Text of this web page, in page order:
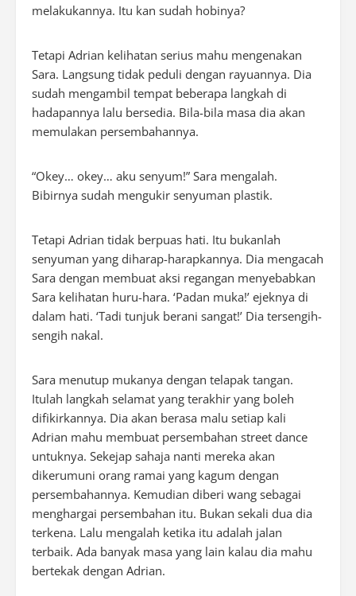
melakukannya. Itu kan sudah hobinya?
Tetapi Adrian kelihatan serius mahu mengenakan
Sara. Langsung tidak peduli dengan rayuannya. Dia
sudah mengambil tempat beberapa langkah di
hadapannya lalu bersedia. Bila-bila masa dia akan
memulakan persembahannya.
“Okey… okey… aku senyum!” Sara mengalah.
Bibirnya sudah mengukir senyuman plastik.
Tetapi Adrian tidak berpuas hati. Itu bukanlah
senyuman yang diharap-harapkannya. Dia mengacah
Sara dengan membuat aksi regangan menyebabkan
Sara kelihatan huru-hara. ‘Padan muka!’ ejeknya di
dalam hati. ‘Tadi tunjuk berani sangat!’ Dia tersengih-
sengih nakal.
Sara menutup mukanya dengan telapak tangan.
Itulah langkah selamat yang terakhir yang boleh
difikirkannya. Dia akan berasa malu setiap kali
Adrian mahu membuat persembahan street dance
untuknya. Sekejap sahaja nanti mereka akan
dikerumuni orang ramai yang kagum dengan
persembahannya. Kemudian diberi wang sebagai
menghargai persembahan itu. Bukan sekali dua dia
terkena. Lalu mengalah ketika itu adalah jalan
terbaik. Ada banyak masa yang lain kalau dia mahu
bertekak dengan Adrian.